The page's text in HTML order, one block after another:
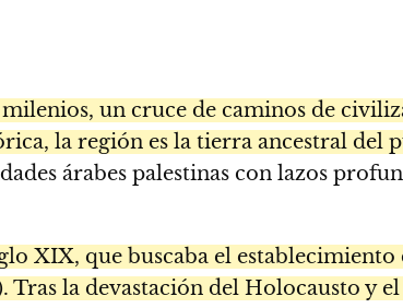
un cruce de caminos de
la región es la tierra ancestral del
árabes palestinas con lazos
XIX, que buscaba el establecimiento
la devastación del Holocausto y